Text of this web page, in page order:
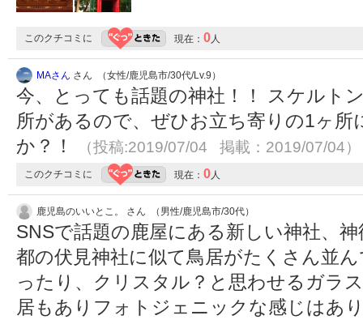
このクチコミに 現在： 0人
MAさん さん （女性/鹿児島市/30代/Lv.9）
今、とっても話題の神社！！ スケルト
所があるので、ぜひお立ち寄りの1ヶ
か？！
（投稿:2019/07/04 掲載：2019/07/04）
このクチコミに 現在： 0人
鹿児島のいいとこ。 さん （男性/鹿児島市/30代）
SNSで話題の鹿屋にある新しい神社、
都の伏見神社に似て鳥居がたくさん並
ったり、クリスタル？と思わせるガラ
居もありフォトジェニックな感じはあ